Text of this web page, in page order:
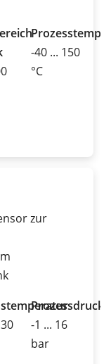
-40 ... 150
°C
zur
Prozessdruck
-1 ... 16
bar